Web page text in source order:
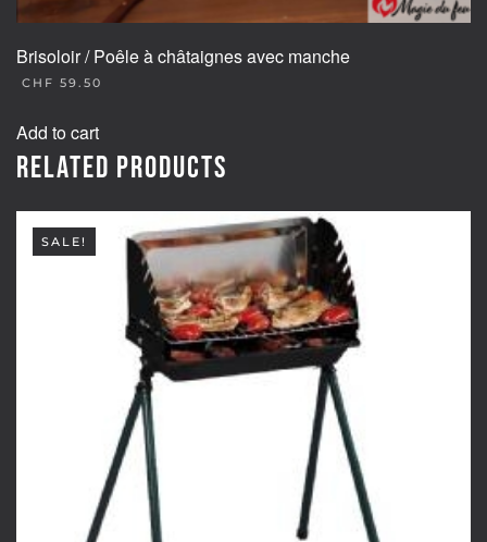
Brisoloir / Poêle à châtaignes avec manche
CHF 59.50
Add to cart
Related products
SALE!